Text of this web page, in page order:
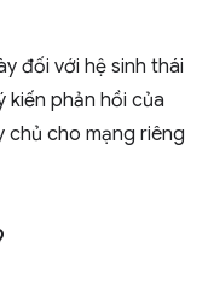
đối với hệ sinh thái
kiến phản hồi của
chủ cho mạng riêng